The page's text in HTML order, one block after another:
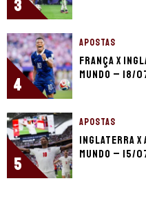
3
4
APOSTAS
França x
Mundo – 18/
5
APOSTAS
Inglaterra x
Mundo – 15/